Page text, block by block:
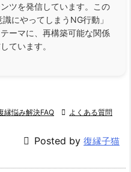
ツを発信しています。この
にやってしまうNG行動」
ーマに、再構築可能な関係
ています。
縁悩み解決FAQ  よくある質問
 Posted by 復縁子猫